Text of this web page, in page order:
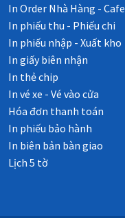
In Order Nhà Hàng - Cafe
In phiếu thu - Phiếu chi
In phiếu nhập - Xuất kho
In giấy biên nhận
In thẻ chip
In vé xe - Vé vào cửa
Hóa đơn thanh toán
In phiếu bảo hành
In biên bản bàn giao
Lịch 5 tờ